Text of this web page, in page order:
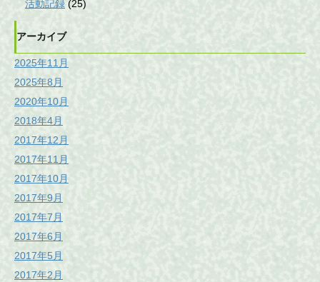
活動記録 (25)
アーカイブ
2025年11月
2025年8月
2020年10月
2018年4月
2017年12月
2017年11月
2017年10月
2017年9月
2017年7月
2017年6月
2017年5月
2017年2月